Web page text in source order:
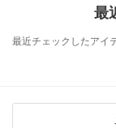
最
最近チェックしたアイ